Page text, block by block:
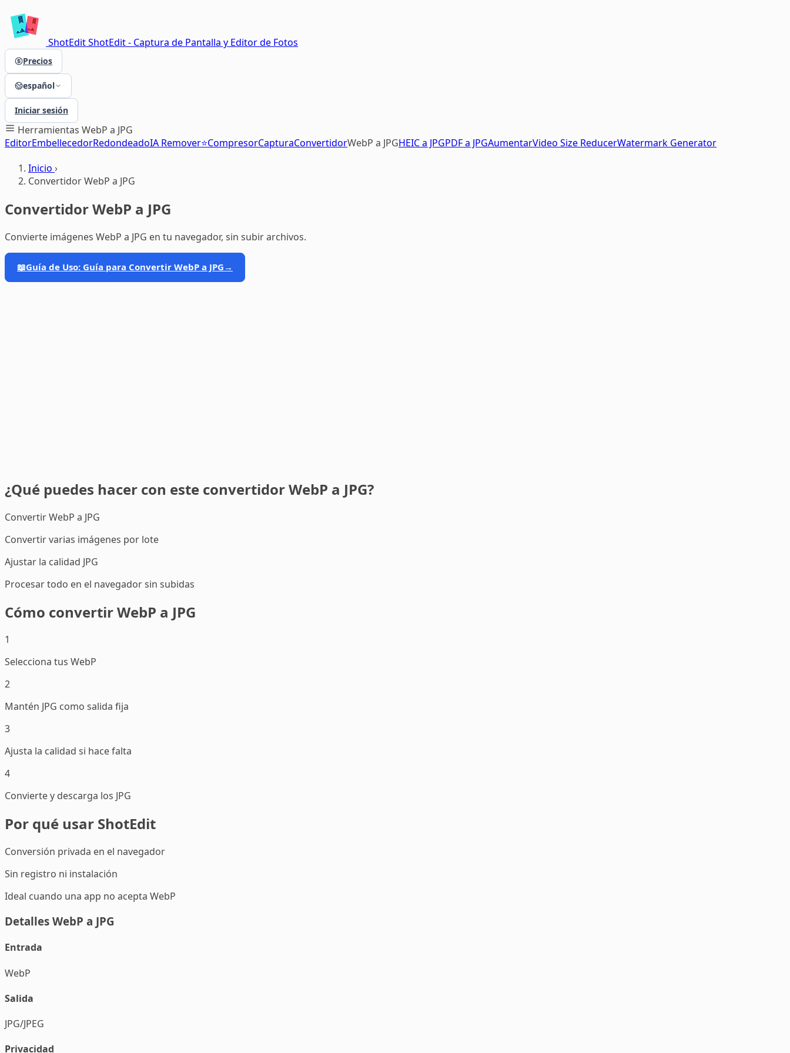
ShotEditShotEdit - Captura de Pantalla y Editor de Fotos
Precios
español
Iniciar sesión
Herramientas WebP a JPG
EditorEmbellecedorRedondeadoIA Remover⭐CompresorCapturaConvertidorWebP a JPGHEIC a JPGPDF a JPGAumentarVideo Size ReducerWatermark Generator
Inicio ›
Convertidor WebP a JPG
Convertidor WebP a JPG
Convierte imágenes WebP a JPG en tu navegador, sin subir archivos.
📖Guía de Uso: Guía para Convertir WebP a JPG →
¿Qué puedes hacer con este convertidor WebP a JPG?
Convertir WebP a JPG
Convertir varias imágenes por lote
Ajustar la calidad JPG
Procesar todo en el navegador sin subidas
Cómo convertir WebP a JPG
1
Selecciona tus WebP
2
Mantén JPG como salida fija
3
Ajusta la calidad si hace falta
4
Convierte y descarga los JPG
Por qué usar ShotEdit
Conversión privada en el navegador
Sin registro ni instalación
Ideal cuando una app no acepta WebP
Detalles WebP a JPG
Entrada
WebP
Salida
JPG/JPEG
Privacidad